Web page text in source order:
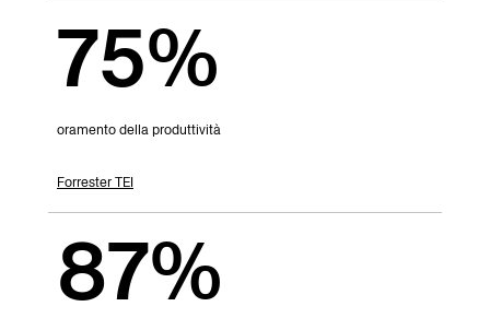
75%
oramento della produttività
Forrester TEI
87%